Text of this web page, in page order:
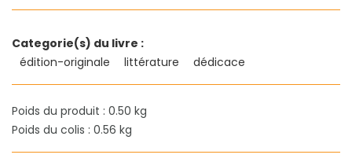
Categorie(s) du livre :
édition-originale
littérature dédicace
Poids du produit : 0.50 kg
Poids du colis : 0.56 kg